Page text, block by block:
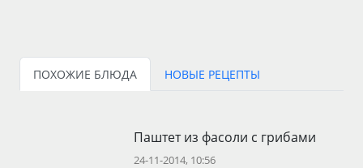
ПОХОЖИЕ БЛЮДА НОВЫЕ РЕЦЕПТЫ
Паштет из фасоли с грибами
24-11-2014, 10:56